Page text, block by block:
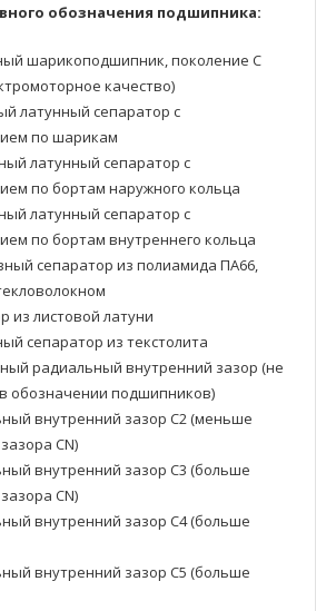
обозначения подшипника:
шарикоподшипник, поколение C
качество)
латунный сепаратор с
по шарикам
латунный сепаратор с
по бортам наружного кольца
латунный сепаратор с
по бортам внутреннего кольца
сепаратор из полиамида ПА66,
из листовой латуни
сепаратор из текстолита
радиальный внутренний зазор (не
обозначении подшипников)
внутренний зазор C2 (меньше
CN)
внутренний зазор C3 (больше
CN)
внутренний зазор C4 (больше
внутренний зазор C5 (больше